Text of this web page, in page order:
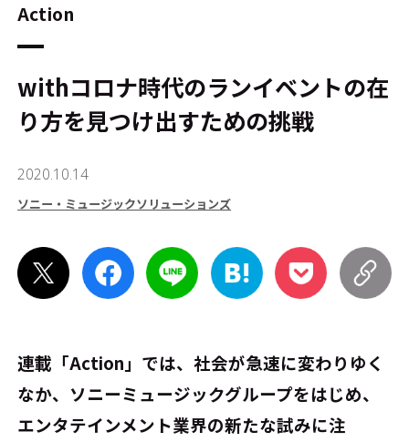
Action
withコロナ時代のランイベントの在
り方を見つけ出すための挑戦
2020.10.14
ソニー・ミュージックソリューションズ
連載「Action」では、社会が急速に変わりゆく
なか、ソニーミュージックグループをはじめ、
エンタテインメント業界の新たな試みに注